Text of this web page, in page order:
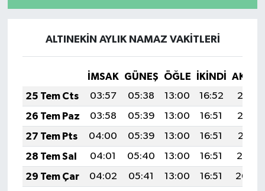
ALTINEKİN AYLIK NAMAZ VAKITLERI
İMSAK GÜNEŞ ÖĞLE İKINDI
25 Tem Cts
03:57 05:38 13:00 16:52
20:13
26 Tem Paz
03:58 05:39 13:00 16:51
20:12
27 Tem Pts
04:00 05:39 13:00 16:51
20:11
28 Tem Sal
04:01 05:40 13:00 16:51
20:10
29 Tem Çar
04:02 05:41 13:00 16:51
20:09
Sağlık
Spor
Ulusal
Yaşam